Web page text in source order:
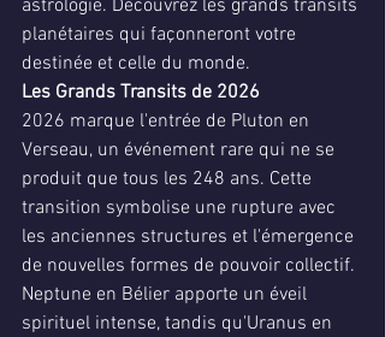
astrologie. Découvrez les grands transits
planétaires qui façonneront votre
destinée et celle du monde.
Les Grands Transits de 2026
2026 marque l'entrée de Pluton en
Verseau, un événement rare qui ne se
produit que tous les 248 ans. Cette
transition symbolise une rupture avec
les anciennes structures et l'émergence
de nouvelles formes de pouvoir collectif.
Neptune en Bélier apporte un éveil
spirituel intense, tandis qu'Uranus en